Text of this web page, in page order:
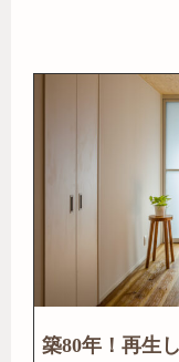
築80年！再生